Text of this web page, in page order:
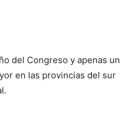
del Congreso y apenas un
en las provincias del sur